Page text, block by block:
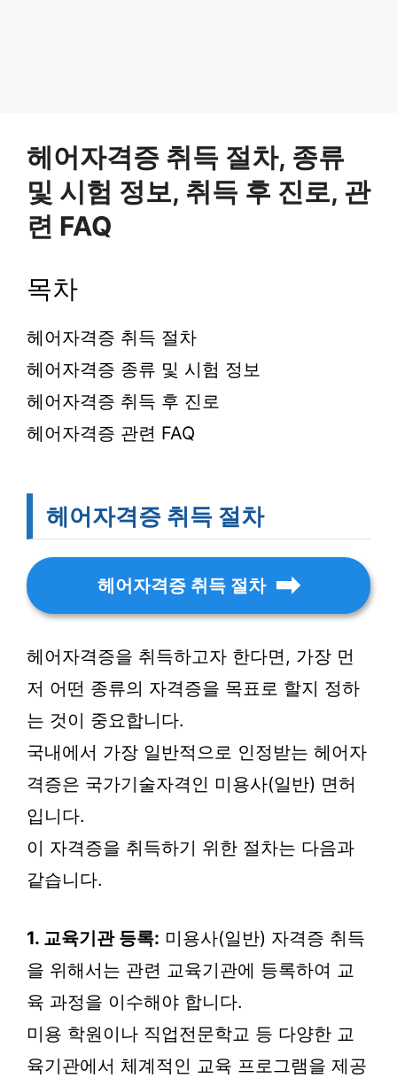
헤어자격증 취득 절차, 종류
및 시험 정보, 취득 후 진로, 관
련 FAQ
목차
헤어자격증 취득 절차
헤어자격증 종류 및 시험 정보
헤어자격증 취득 후 진로
헤어자격증 관련 FAQ
헤어자격증 취득 절차
헤어자격증 취득 절차
헤어자격증을 취득하고자 한다면, 가장 먼
저 어떤 종류의 자격증을 목표로 할지 정하
는 것이 중요합니다.
국내에서 가장 일반적으로 인정받는 헤어자
격증은 국가기술자격인 미용사(일반) 면허
입니다.
이 자격증을 취득하기 위한 절차는 다음과
같습니다.
1. 교육기관 등록: 미용사(일반) 자격증 취득
을 위해서는 관련 교육기관에 등록하여 교
육 과정을 이수해야 합니다.
미용 학원이나 직업전문학교 등 다양한 교
육기관에서 체계적인 교육 프로그램을 제공